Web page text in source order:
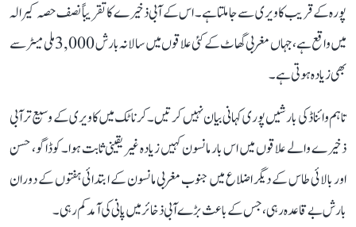
پورہ کے قریب کاویری سے جا ملتا ہے۔ اس کے آبی ذخیرے کا تقریباً نصف حصہ کیرالہ
میں واقع ہے، جہاں مغربی گھاٹ کے کئی علاقوں میں سالانہ بارش 3,000 ملی میٹر سے
بھی زیادہ ہوتی ہے۔
تاہم وائناڈ کی بارشیں پوری کہانی بیان نہیں کرتیں۔ کرناٹک میں کاویری کے وسیع تر آبی
ذخیرے والے علاقوں میں اس بار مانسون کہیں زیادہ غیر یقینی ثابت ہوا۔ کوڈاگو، حسن
اور بالائی طاس کے دیگر اضلاع میں جنوب مغربی مانسون کے ابتدائی ہفتوں کے دوران
بارش بے قاعدہ رہی، جس کے باعث بڑے آبی ذخائر میں پانی کی آمد کم رہی۔